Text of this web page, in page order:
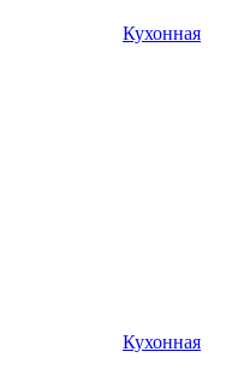
Кухонная
Кухонная